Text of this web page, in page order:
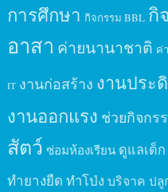
การศึกษา กิจกรรม BBL กิ
อาสา ค่ายนานาชาติ ค่
IT งานก่อสร้าง งานประ
งานออกแรง ช่วยกิจกร
สัตว์ ซ่อมห้องเรียน ดูแลเด็ก
ทำยางยืด ทำโป่ง บริจาค ปลู